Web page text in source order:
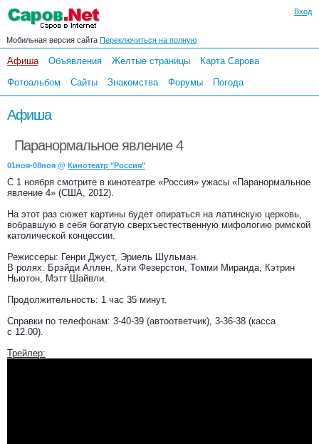
Вход
Мобильная версия сайта Переключиться на полную
Афиша Объявления Желтые страницы
Карта Сарова
Фотоальбом
Сайты Знакомства Форумы Погода
Афиша
Паранормальное явление 4
01ноя-08ноя @ Кинотеатр "Россия"
С 1 ноября смотрите в кинотеатре «Россия» ужасы «Паранормальное
явление 4» (США, 2012).
На этот раз сюжет картины будет опираться на латинскую церковь,
вобравшую в себя богатую сверхъестественную мифологию римской
католической концессии.
Режиссеры: Генри Джуст, Эриель Шульман.
В ролях: Брэйди Аллен, Кэти Фезерстон, Томми Миранда, Кэтрин
Ньютон, Мэтт Шайвли.
Продолжительность: 1 час 35 минут.
Справки по телефонам: 3-40-39 (автоответчик), 3-36-38 (касса
с 12.00).
Трейлер: